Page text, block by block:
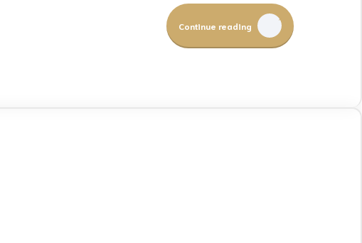
Continue reading